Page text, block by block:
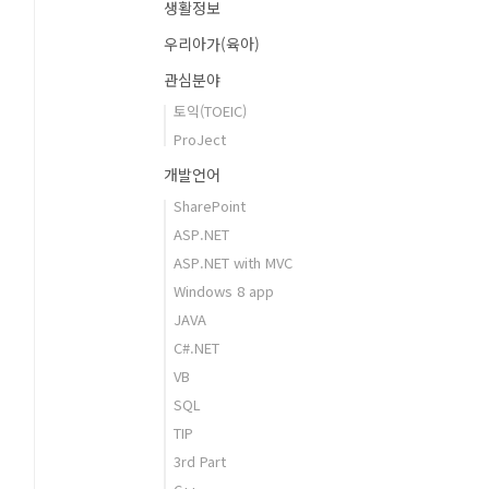
생활정보
우리아가(육아)
관심분야
토익(TOEIC)
ProJect
개발언어
SharePoint
ASP.NET
ASP.NET with MVC
Windows 8 app
JAVA
C#.NET
VB
SQL
TIP
3rd Part